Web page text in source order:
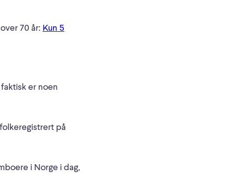
70 år: Kun 5
er noen
på
i Norge i dag,